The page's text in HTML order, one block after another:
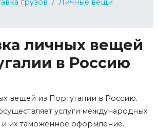
грузов
Личные вещи
личных вещей
в Россию
вещей из Португалии в Россию.
услуги международных
и их таможенное оформление.